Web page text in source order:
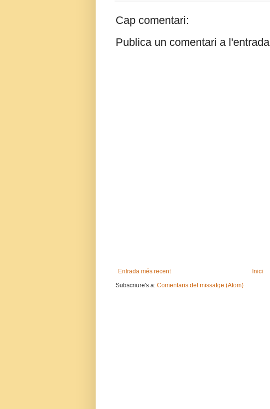
Cap comentari:
Publica un comentari a l'entrada
Entrada més recent
Inici
Subscriure's a: Comentaris del missatge (Atom)